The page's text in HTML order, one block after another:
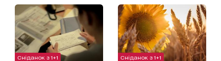
Сніданок з 1+1 Сніданок з 1+1